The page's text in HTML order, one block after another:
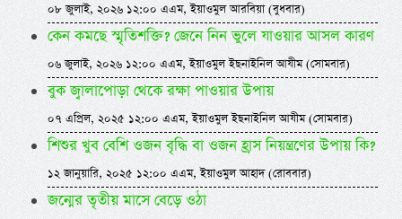
০৮ জুলাই, ২০২৬ ১২:০০ এএম, ইয়াওমুল আরবিয়া (বুধবার)
কেন কমছে স্মৃতিশক্তি? জেনে নিন ভুলে যাওয়ার আসল কারণ
০৬ জুলাই, ২০২৬ ১২:০০ এএম, ইয়াওমুল ইছনাইনিল আযীম (সোমবার)
বুক জ্বালাপোড়া থেকে রক্ষা পাওয়ার উপায়
০৭ এপ্রিল, ২০২৫ ১২:০০ এএম, ইয়াওমুল ইছনাইনিল আযীম (সোমবার)
শিশুর খুব বেশি ওজন বৃদ্ধি বা ওজন হ্রাস নিয়ন্ত্রণের উপায় কি?
১২ জানুয়ারি, ২০২৫ ১২:০০ এএম, ইয়াওমুল আহাদ (রোববার)
জন্মের তৃতীয় মাসে বেড়ে ওঠা